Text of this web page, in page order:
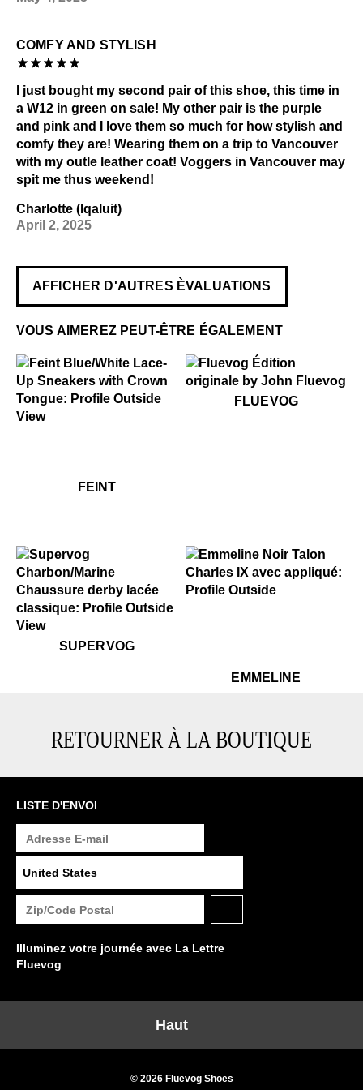
COMFY AND STYLISH
I just bought my second pair of this shoe, this time in
a W12 in green on sale! My other pair is the purple
and pink and I love them so much for how stylish and
comfy they are! Wearing them on a trip to Vancouver
with my outle leather coat! Voggers in Vancouver may
spit me thus weekend!
Charlotte (Iqaluit)
April 2, 2025
AFFICHER D'AUTRES ÈVALUATIONS
VOUS AIMEREZ PEUT-ÊTRE ÉGALEMENT
FEINT
FluevogFLUEVOG
SupervogSUPERVOG
$449
EMMELINE
RETOURNER À LA BOUTIQUE
LISTE D'ENVOI
Illuminez votre journée avec La Lettre
Fluevog
Haut
© 2026 Fluevog Shoes